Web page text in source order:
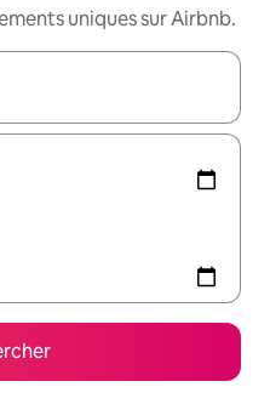
uniques sur Airbnb.
parcourez-les en utilisant